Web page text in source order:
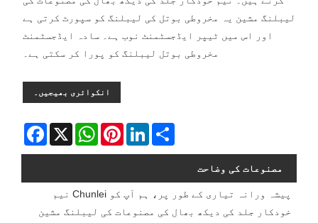
لیبلنگ مشین یہ مخروطی بوتل کی لیبلنگ کو سپورٹ کرتی ہے
اور اس میں ٹیپر ایڈجسٹمنٹ نوب ہے۔ سادہ ایڈجسٹمنٹ
مخروطی بوتل لیبلنگ کو پورا کر سکتی ہے۔
انکوائری بھیجیں۔
Facebook X
WhatsAppPinterestLinkedInShare
مصنوعات کی وضاحت
پیشہ ورانہ تیاری کے طور پر، ہم آپ کو Chunlei نیم
خودکار جلد کی دیکھ بھال کی مصنوعات کی لیبلنگ مشین